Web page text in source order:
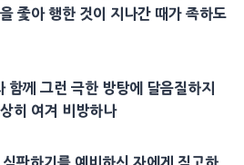
을 좇아 행한 것이 지나간 때가 족하도
함께 그런 극한 방탕에 달음질하지
히 여겨 비방하나